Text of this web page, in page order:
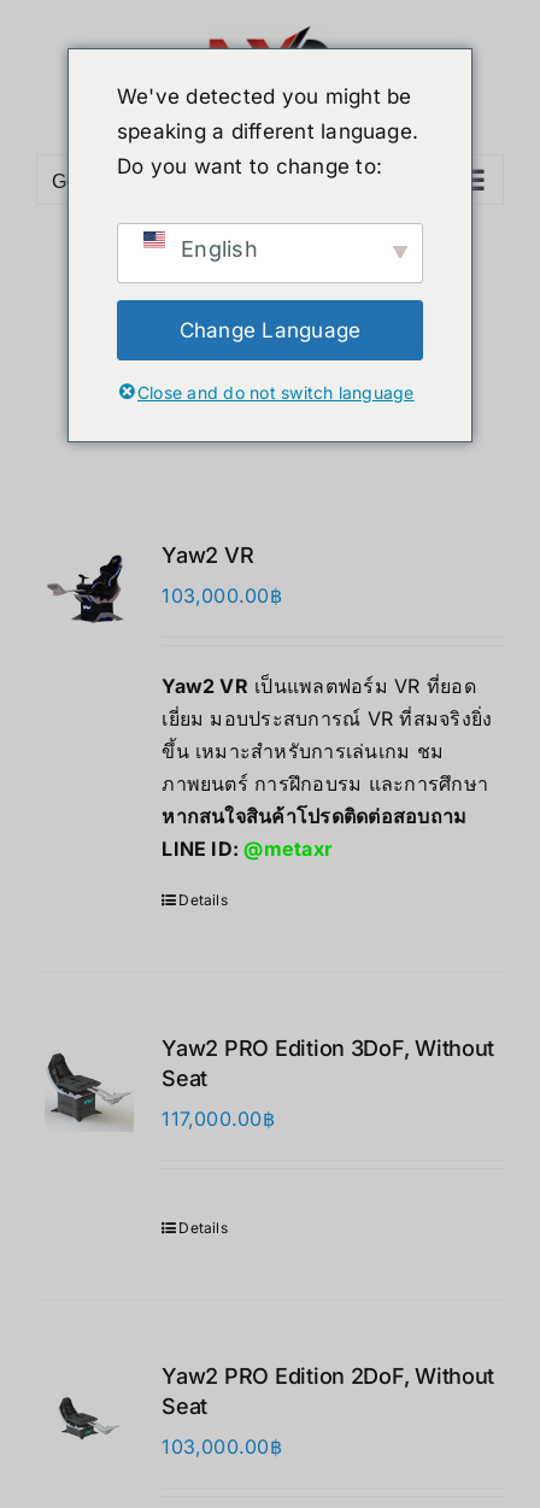
Go to...
Sort byDefault Order
Show12 Products
Yaw2 VR
103,000.00฿
Yaw2 VR เป็นแพลตฟอร์ม VR ที่ยอด
เยี่ยม มอบประสบการณ์ VR ที่สมจริงยิ่ง
ขึ้น เหมาะสำหรับการเล่นเกม ชม
ภาพยนตร์ การฝึกอบรม และการศึกษา
หากสนใจสินค้าโปรดติดต่อสอบถาม
LINE ID:@metaxr
Details
Yaw2 PRO Edition 3DoF, Without
Seat
117,000.00฿
Details
Yaw2 PRO Edition 2DoF, Without
Seat
103,000.00฿
We've detected you might be
speaking a different language.
Do you want to change to:
English
Change Language
Close and do not switch language